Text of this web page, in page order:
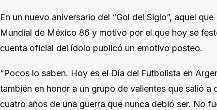
En un nuevo aniversario del “Gol del Siglo”, aquel
Mundial de México 86 y motivo por el que hoy se
cuenta oficial del ídolo publicó un emotivo posteo.
“Pocos lo saben. Hoy es el Día del Futbolista en
también en honor a un grupo de valientes que salió
cuatro años de una guerra que nunca debió ser. No